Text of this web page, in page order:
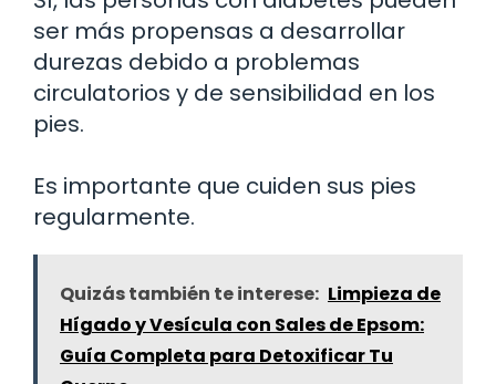
ser más propensas a desarrollar
durezas debido a problemas
circulatorios y de sensibilidad en los
pies.
Es importante que cuiden sus pies
regularmente.
Quizás también te interese: Limpieza de
Hígado y Vesícula con Sales de Epsom:
Guía Completa para Detoxificar Tu